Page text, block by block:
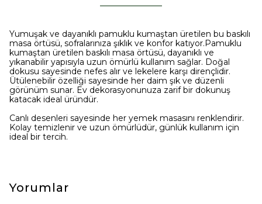
Yumuşak ve dayanıklı pamuklu kumaştan üretilen bu baskılı
masa örtüsü, sofralarınıza şıklık ve konfor katıyor.Pamuklu
kumaştan üretilen baskılı masa örtüsü, dayanıklı ve
yıkanabilir yapısıyla uzun ömürlü kullanım sağlar. Doğal
dokusu sayesinde nefes alır ve lekelere karşı dirençlidir.
Ütülenebilir özelliği sayesinde her daim şık ve düzenli
görünüm sunar. Ev dekorasyonunuza zarif bir dokunuş
katacak ideal üründür.
Canlı desenleri sayesinde her yemek masasını renklendirir.
Kolay temizlenir ve uzun ömürlüdür, günlük kullanım için
ideal bir tercih.
Yorumlar